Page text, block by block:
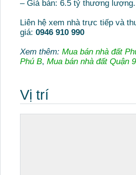
– Giá bán: 6.5 tỷ thương lượng.
Liên hệ xem nhà trực tiếp và
giá: 0946 910 990
Xem thêm: Mua bán nhà đất
Phú B, Mua bán nhà đất Quận 9
Vị trí